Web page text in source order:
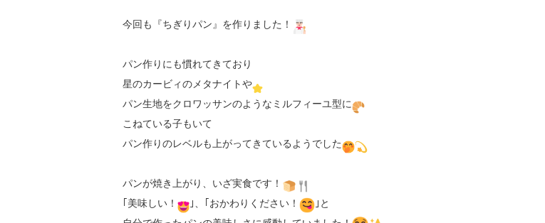
今回も『ちぎりパン』を作りました！
パン作りにも慣れてきており
星のカービィのメタナイトや
パン生地をクロワッサンのようなミルフィーユ型に
こねている子もいて
パン作りのレベルも上がってきているようでした
パンが焼き上がり、いざ実食です！
｢美味しい！
｣、｢おかわりください！
｣と